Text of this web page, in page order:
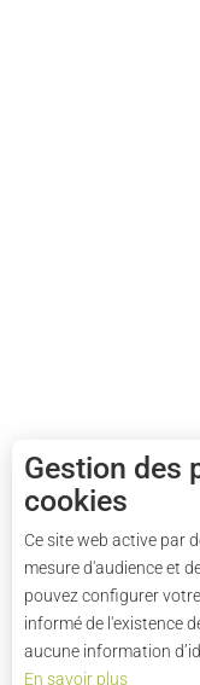
Gestion des
cookies
Ce site web active par
mesure d'audience et
pouvez configurer
informé de l'existence
aucune information
En savoir plus